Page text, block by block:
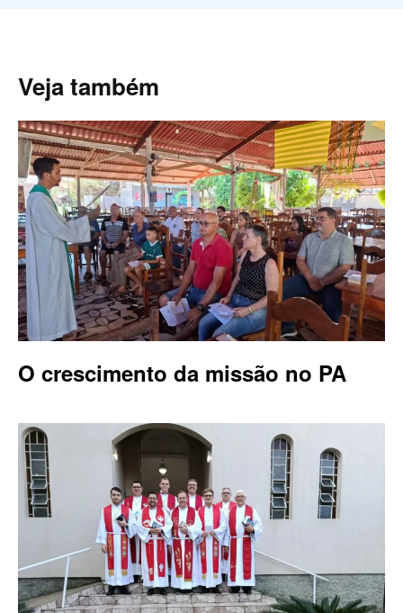
Veja também
O crescimento da missão no PA